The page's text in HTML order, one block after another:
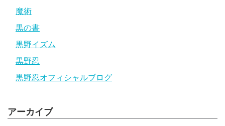
魔術
黒の書
黒野イズム
黒野忍
黒野忍オフィシャルブログ
アーカイブ